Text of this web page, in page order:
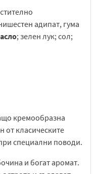
адипат, гума
; зелен лук; сол;
кремообразна
от класическите
специални поводи.
и богат аромат.